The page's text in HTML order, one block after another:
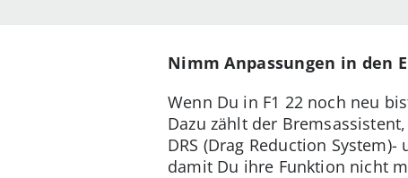
Nimm Anpassungen in den
Wenn Du in F1 22 noch neu
Dazu zählt der
DRS (Drag Reduction
damit Du ihre Funktion nicht